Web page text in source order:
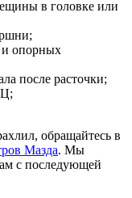
в головке или
и опорных
после расточки;
обращайтесь в
Мазда. Мы
с последующей